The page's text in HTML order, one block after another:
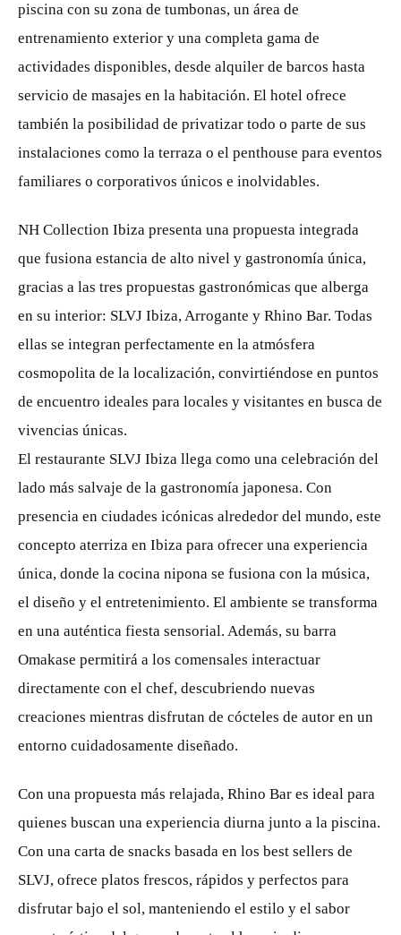
piscina con su zona de tumbonas, un área de
entrenamiento exterior y una completa gama de
actividades disponibles, desde alquiler de barcos hasta
servicio de masajes en la habitación. El hotel ofrece
también la posibilidad de privatizar todo o parte de sus
instalaciones como la terraza o el penthouse para eventos
familiares o corporativos únicos e inolvidables.
NH Collection Ibiza presenta una propuesta integrada
que fusiona estancia de alto nivel y gastronomía única,
gracias a las tres propuestas gastronómicas que alberga
en su interior: SLVJ Ibiza, Arrogante y Rhino Bar. Todas
ellas se integran perfectamente en la atmósfera
cosmopolita de la localización, convirtiéndose en puntos
de encuentro ideales para locales y visitantes en busca de
vivencias únicas.
El restaurante SLVJ Ibiza llega como una celebración del
lado más salvaje de la gastronomía japonesa. Con
presencia en ciudades icónicas alrededor del mundo, este
concepto aterriza en Ibiza para ofrecer una experiencia
única, donde la cocina nipona se fusiona con la música,
el diseño y el entretenimiento. El ambiente se transforma
en una auténtica fiesta sensorial. Además, su barra
Omakase permitirá a los comensales interactuar
directamente con el chef, descubriendo nuevas
creaciones mientras disfrutan de cócteles de autor en un
entorno cuidadosamente diseñado.
Con una propuesta más relajada, Rhino Bar es ideal para
quienes buscan una experiencia diurna junto a la piscina.
Con una carta de snacks basada en los best sellers de
SLVJ, ofrece platos frescos, rápidos y perfectos para
disfrutar bajo el sol, manteniendo el estilo y el sabor